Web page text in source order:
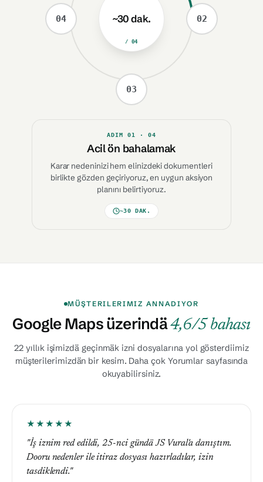
~30 dak.
/ 04
02
03
04
ADIM 01 · 04
Acil ön bahalamak
Karar nedeninizi hem elinizdeki dokumentleri
birlikte gözden geçiriyoruz, en uygun aksiyon
planını belirtiyoruz.
~30 DAK.
MÜŞTERILERIMIZ ANNADIYOR
Google Maps üzerindä4,6/5 bahası
22 yıllık işimizdä geçinmäk izni dosyalarına yol gösterdiimiz
müşterilerimizdän bir kesim. Daha çok Yorumlar sayfasında
okuyabilirsiniz.
★★★★★
"İş iznim red edildi, 25-nci gündä JS Vural'a danıştım.
Dooru nedenler ile itiraz dosyası hazırladılar, izin
tasdiklendi."
★★★★★
"İş veren değişimi işindä yasalı durumumu koruttular.
Eski izin sonlandırılırkän eni dosya paralel hazırlandı,
★★★★★
"Deportaţiya kararı sora yasak süresini hesapladılar,
dooru zaman penceresinda eni başvuru yaptım. İş
★★★★★
"5 yıllık geçinmäktän sora başvurum başka yerdä red